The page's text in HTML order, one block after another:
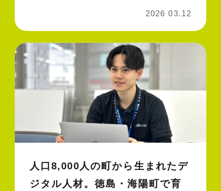
2026 03.12
人口8,000人の町から生まれたデ
ジタル人材。徳島・海陽町で育